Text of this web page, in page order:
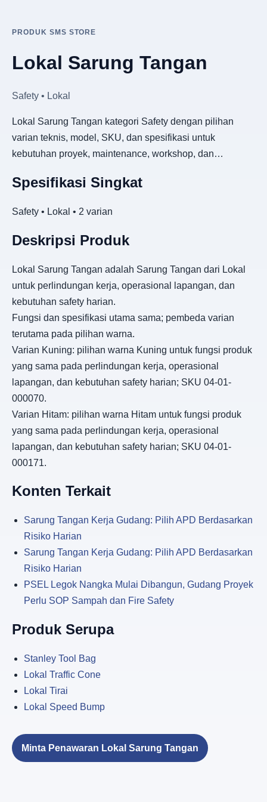
PRODUK SMS STORE
Lokal Sarung Tangan
Safety • Lokal
Lokal Sarung Tangan kategori Safety dengan pilihan
varian teknis, model, SKU, dan spesifikasi untuk
kebutuhan proyek, maintenance, workshop, dan…
Spesifikasi Singkat
Safety • Lokal • 2 varian
Deskripsi Produk
Lokal Sarung Tangan adalah Sarung Tangan dari Lokal
untuk perlindungan kerja, operasional lapangan, dan
kebutuhan safety harian.
Fungsi dan spesifikasi utama sama; pembeda varian
terutama pada pilihan warna.
Varian Kuning: pilihan warna Kuning untuk fungsi produk
yang sama pada perlindungan kerja, operasional
lapangan, dan kebutuhan safety harian; SKU 04-01-
000070.
Varian Hitam: pilihan warna Hitam untuk fungsi produk
yang sama pada perlindungan kerja, operasional
lapangan, dan kebutuhan safety harian; SKU 04-01-
000171.
Konten Terkait
Sarung Tangan Kerja Gudang: Pilih APD Berdasarkan
Risiko Harian
Sarung Tangan Kerja Gudang: Pilih APD Berdasarkan
Risiko Harian
PSEL Legok Nangka Mulai Dibangun, Gudang Proyek
Perlu SOP Sampah dan Fire Safety
Produk Serupa
Stanley Tool Bag
Lokal Traffic Cone
Lokal Tirai
Lokal Speed Bump
Minta Penawaran Lokal Sarung Tangan